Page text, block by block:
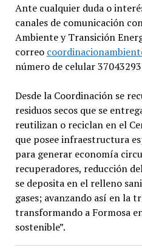
Ante cualquier duda o
canales de comunicación
Ambiente y Transición
correo
número de celular
Desde la Coordinación se
residuos secos que se
reutilizan o reciclan en el
que posee infraestructura
para generar economía
recuperadores, reducción
se deposita en el relleno
gases; avanzando así en la
transformando a Formosa
sostenible”.